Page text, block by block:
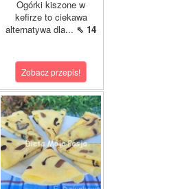
Ogórki kiszone w
kefirze to ciekawa
alternatywa dla... ⇖ 14
Zobacz przepis!